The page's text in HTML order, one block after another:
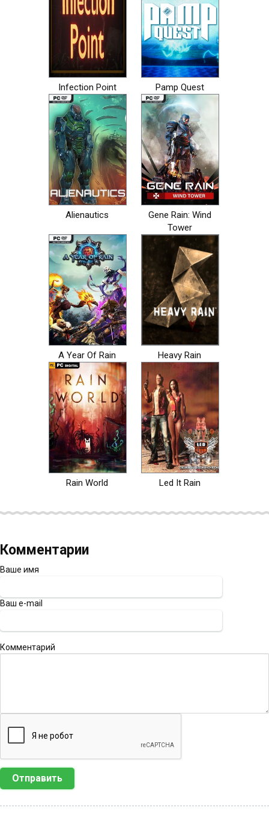
Infection Point Pamp Quest
Alienautics
Gene Rain: Wind
Tower
A Year Of Rain Heavy Rain
Rain World Led It Rain
Комментарии
Ваше имя
Ваш e-mail
Комментарий
Отправить